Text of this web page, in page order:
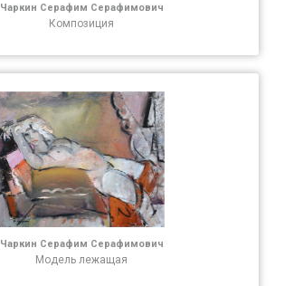
Чаркин Серафим Серафимович
Композиция
Чаркин Серафим Серафимович
Модель лежащая